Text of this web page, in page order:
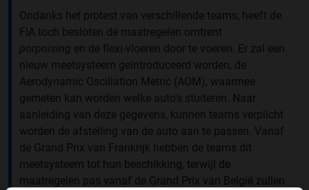
Ondanks het protest van verschillende teams, heeft de
FIA toch besloten de maatregelen omtrent
porpoising en de flexi-vloeren door te voeren. Er zal een
nieuw meetsysteem geïntroduceerd worden, de
Aerodynamic Oscillation Metric (AOM), waarmee
gemeten kan worden welke auto's stuiteren. Naar
aanleiding van deze gegevens, kunnen teams verplicht
worden de afstelling van de auto aan te passen. Vanaf
de Grand Prix van Frankrijk hebben de teams dit
meetsysteem tot hun beschikking, terwijl de
maatregelen pas vanaf de Grand Prix van België zullen